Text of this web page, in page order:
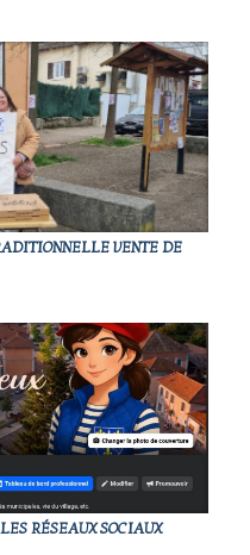
VENTE DE
RÉSEAUX SOCIAUX